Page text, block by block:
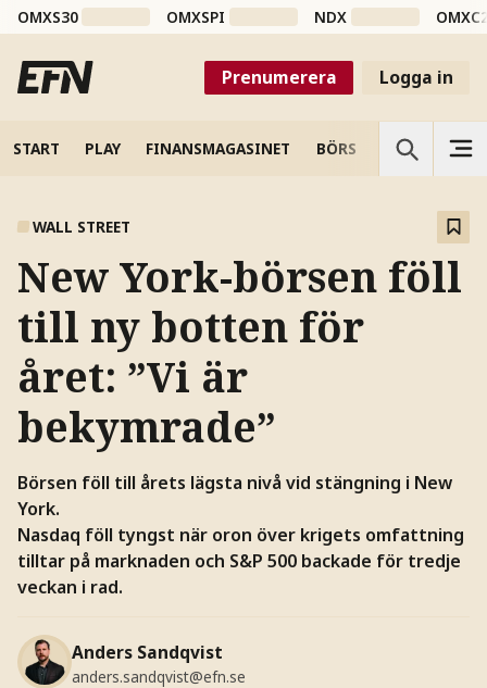
OMXS30 OMXSPI NDX
Prenumerera Logga in
START PLAY FINANSMAGASINET BÖRS VETENSKAP
WALL STREET
New York-börsen föll
till ny botten för
året: ”Vi är
bekymrade”
Börsen föll till årets lägsta nivå vid stängning i New
York.
Nasdaq föll tyngst när oron över krigets omfattning
tilltar på marknaden och S&P 500 backade för tredje
veckan i rad.
Anders Sandqvist
anders.sandqvist@efn.se